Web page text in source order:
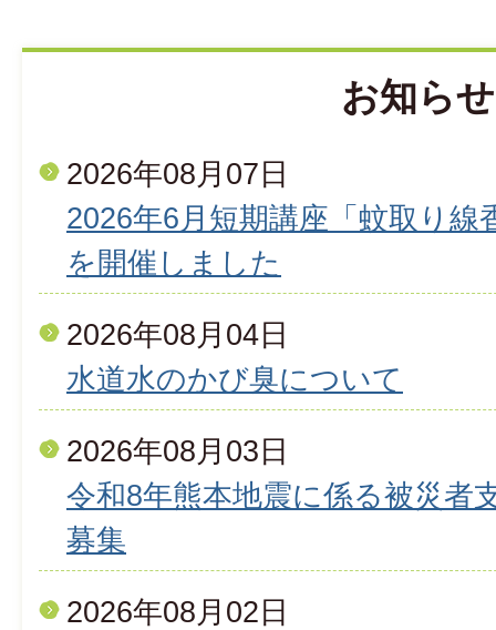
お知らせ
2026年08月07日
2026年6月短期講座「蚊取り
を開催しました
2026年08月04日
水道水のかび臭について
2026年08月03日
令和8年熊本地震に係る被災者
募集
2026年08月02日